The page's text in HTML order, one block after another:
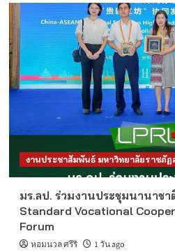
งานประชาสัมพันธ์ มหาวิทยาลัยราชภัฏ
มร.ลป. ร่วมงานประชุมนานาชา
Standard Vocational
Forum
หอมนวล ศรีริ 1 วัน ago